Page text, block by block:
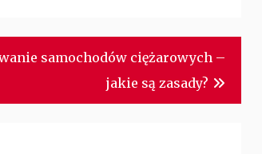
samochodów ciężarowych –
jakie są zasady?